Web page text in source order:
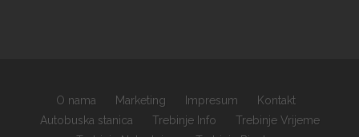
O nama Marketing Impresum
Kontakt
Autobuska stanica
Trebinje Info
Trebinje Vrijeme